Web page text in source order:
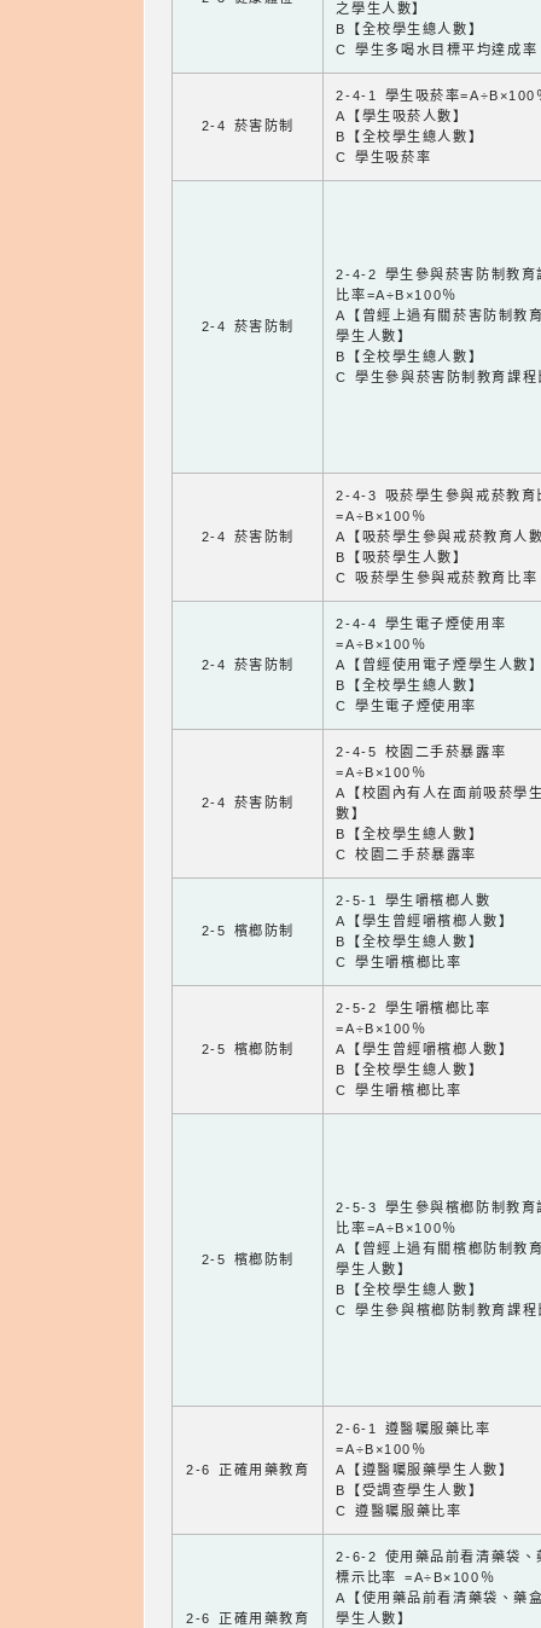
之學生人數】
B【全校學生總人數】
C 學生多喝水目標平均達成率
2-4 菸害防制
2-4-1 學生吸菸率=A÷B×100
A【學生吸菸人數】
B【全校學生總人數】
C 學生吸菸率
2-4 菸害防制
2-4-2 學生參與菸害防制教育
比率=A÷B×100％
A【曾經上過有關菸害防制教
學生人數】
B【全校學生總人數】
C 學生參與菸害防制教育課程
2-4 菸害防制
2-4-3 吸菸學生參與戒菸教育
=A÷B×100％
A【吸菸學生參與戒菸教育人
B【吸菸學生人數】
C 吸菸學生參與戒菸教育比率
2-4 菸害防制
2-4-4 學生電子煙使用率
=A÷B×100％
A【曾經使用電子煙學生人數
B【全校學生總人數】
C 學生電子煙使用率
2-4 菸害防制
2-4-5 校園二手菸暴露率
=A÷B×100％
A【校園內有人在面前吸菸學
數】
B【全校學生總人數】
C 校園二手菸暴露率
2-5 檳榔防制
2-5-1 學生嚼檳榔人數
A【學生曾經嚼檳榔人數】
B【全校學生總人數】
C 學生嚼檳榔比率
2-5 檳榔防制
2-5-2 學生嚼檳榔比率
=A÷B×100％
A【學生曾經嚼檳榔人數】
B【全校學生總人數】
C 學生嚼檳榔比率
2-5 檳榔防制
2-5-3 學生參與檳榔防制教育
比率=A÷B×100％
A【曾經上過有關檳榔防制教
學生人數】
B【全校學生總人數】
C 學生參與檳榔防制教育課程
2-6 正確用藥教育
2-6-1 遵醫囑服藥比率
=A÷B×100％
A【遵醫囑服藥學生人數】
B【受調查學生人數】
C 遵醫囑服藥比率
2-6 正確用藥教育
2-6-2 使用藥品前看清藥袋、
標示比率 =A÷B×100％
A【使用藥品前看清藥袋、藥
學生人數】